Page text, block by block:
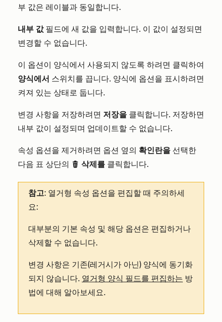
부 값은 레이블과 동일합니다.
내부 값필드에 새 값을 입력합니다. 이 값이 설정되면
변경할 수 없습니다.
이 옵션이 양식에서 사용되지 않도록 하려면 클릭하여
양식에서 스위치를 끕니다. 양식에 옵션을 표시하려면
켜져 있는 상태로 둡니다.
변경 사항을 저장하려면 저장을 클릭합니다. 저장하면
내부 값이 설정되며 업데이트할 수 없습니다.
속성 옵션을 제거하려면 옵션 옆의 확인란을 선택한
다음 표 상단의 delete 삭제를 클릭합니다.
참고: 열거형 속성 옵션을 편집할 때 주의하세
요:
대부분의 기본 속성 및 해당 옵션은 편집하거나
삭제할 수 없습니다.
변경 사항은 기존(레거시가 아닌) 양식에 동기화
되지 않습니다. 열거형 양식 필드를 편집하는 방
법에 대해 알아보세요.